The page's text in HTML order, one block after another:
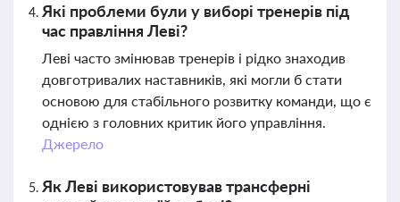
Які проблеми були у виборі тренерів під
час правління Леві?
Леві часто змінював тренерів і рідко знаходив
довготривалих наставників, які могли б стати
основою для стабільного розвитку команди, що є
однією з головних критик його управління.
Джерело
Як Леві використовував трансферні